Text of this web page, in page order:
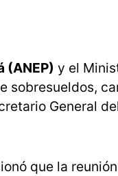
(ANEP) y el
sobresueldos,
General
que la